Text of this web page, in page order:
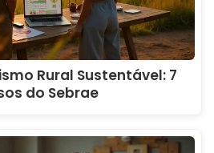
Rural Sustentável: 7
do Sebrae